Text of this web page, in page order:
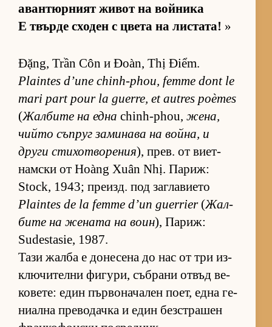
аван­тюр­ният жи­вот на вой­ника
Е твърде схо­ден с цвета на лис­та­та! »
Đặng, Trần Côn и Đoàn, Thị Điểm.
Plaintes d’une chinh-phou, femme dont le
mari part pour la guerre, et autres poèmes
(Жал­бите на една chinh-phou, же­на,
чийто съп­руг за­ми­нава на вой­на, и
други сти­хот­во­ре­ния), прев. от ви­ет­
нам­ски от Hoàng Xuân Nhị. Па­риж:
Stock, 1943; пре­изд. под заг­ла­ви­ето
Plaintes de la femme d’un guerrier(Жал­
бите на же­ната на воин), Па­риж:
Sudestasie, 1987.
Тази жалба е до­не­сена до нас от три из­
к­лю­чи­телни фи­гу­ри, съб­рани от­въд ве­
ко­ве­те: един пър­во­на­ча­лен по­ет, една ге­
ни­ална пре­во­дачка и един без­стра­шен